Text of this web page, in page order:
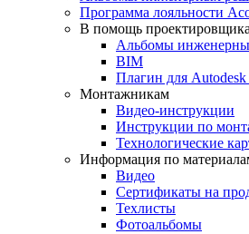
Программа лояльности
В помощь
Альбомы
BIM
Плагин для
Монтажникам
Видео-инструкции
Инструкции по
Технологические
Информация по
Видео
Сертификаты на
Техлисты
Фотоальбомы